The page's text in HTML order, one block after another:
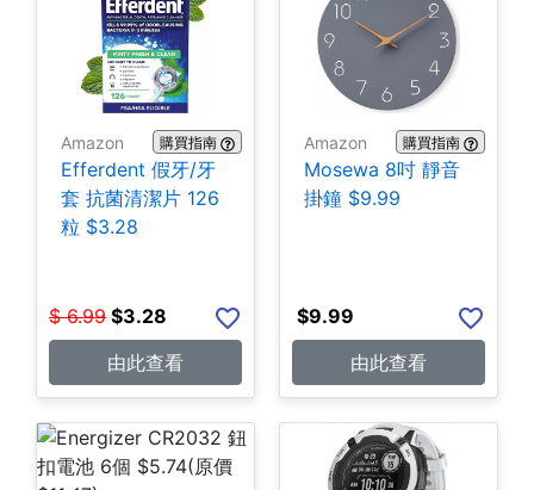
Amazon 購買指南
Efferdent 假牙/牙
套 抗菌清潔片 126
粒 $3.28
$ 6.99 $3.28
由此查看
Amazon 購買指南
Mosewa 8吋 靜音
掛鐘 $9.99
$9.99
由此查看